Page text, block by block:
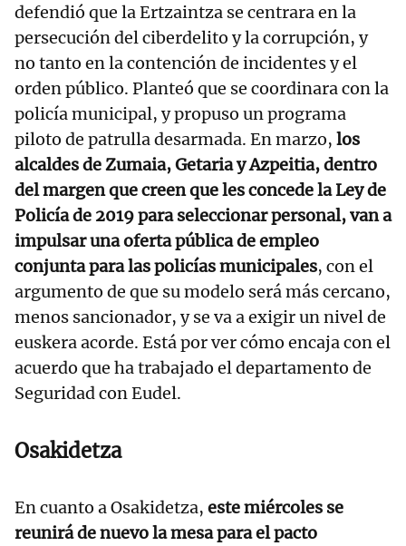
defendió que la Ertzaintza se centrara en la
persecución del ciberdelito y la corrupción, y
no tanto en la contención de incidentes y el
orden público. Planteó que se coordinara con la
policía municipal, y propuso un programa
piloto de patrulla desarmada. En marzo, los
alcaldes de Zumaia, Getaria y Azpeitia, dentro
del margen que creen que les concede la Ley de
Policía de 2019 para seleccionar personal, van a
impulsar una oferta pública de empleo
conjunta para las policías municipales, con el
argumento de que su modelo será más cercano,
menos sancionador, y se va a exigir un nivel de
euskera acorde. Está por ver cómo encaja con el
acuerdo que ha trabajado el departamento de
Seguridad con Eudel.
Osakidetza
En cuanto a Osakidetza, este miércoles se
reunirá de nuevo la mesa para el pacto